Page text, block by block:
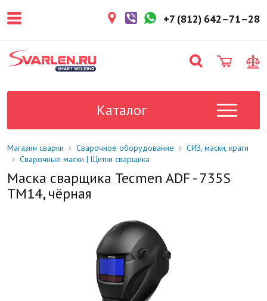
более 3 рабочих дней.
поставки в магазин: 1-2 рабочих
дня.
Данный товар отсутствует на
уточните у менеджера.
+7 (812) 642–71–28
Каталог
Магазин сварки Сварочное оборудование
СИЗ, маски, краги
Сварочные маски | Щитки сварщика
Маска сварщика Tecmen ADF - 735S
TM14, чёрная